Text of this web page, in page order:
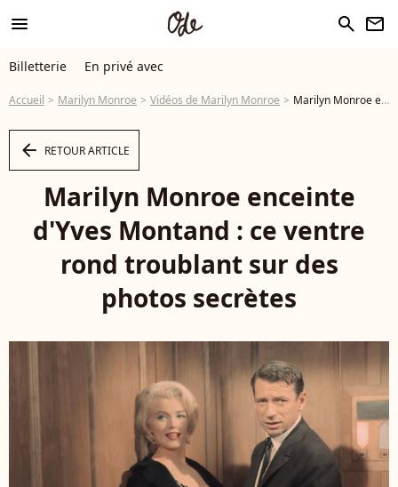
menu search newsletter
Billetterie En privé avec
Accueil Marilyn Monroe Vidéos de Marilyn Monroe Marilyn Monroe enceinte d'Yves Montand : ce ventre rond troublant sur des photos secrètes - Vidéo
arrow_left RETOUR ARTICLE
Marilyn Monroe enceinte
d'Yves Montand : ce ventre
rond troublant sur des
photos secrètes